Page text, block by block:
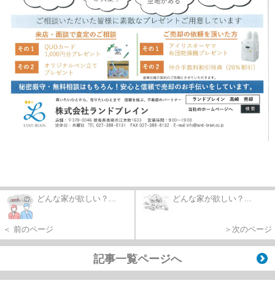
どんな家が欲しい？...
＜ 前のページ
どんな家が欲しい？...
＞次のページ
記事一覧ページへ